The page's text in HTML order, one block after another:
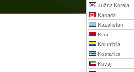
Južna Koreja
Kanada
Kazahstan
Kina
Kolumbija
Kostarika
Kuvajt